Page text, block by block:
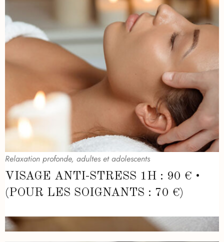
Relaxation profonde, adultes et adolescents
VISAGE ANTI-STRESS 1H : 90 € •
(POUR LES SOIGNANTS : 70 €)